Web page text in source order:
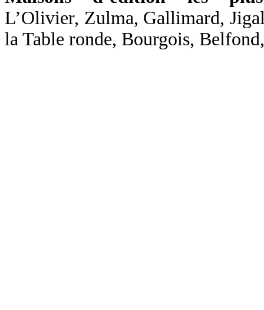
L’Olivier, Zulma, Gallimard,
la Table ronde, Bourgois,